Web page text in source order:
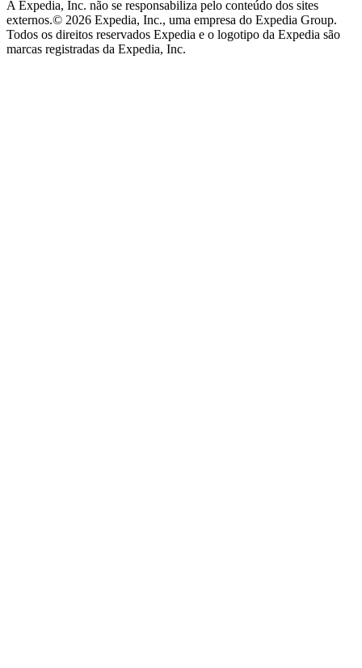
A Expedia, Inc. não se responsabiliza pelo conteúdo dos sites
externos.© 2026 Expedia, Inc., uma empresa do Expedia Group.
Todos os direitos reservados Expedia e o logotipo da Expedia são
marcas registradas da Expedia, Inc.